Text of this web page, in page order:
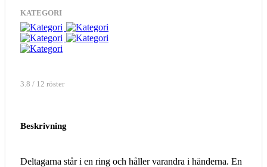
KATEGORI
3.8 / 12 röster
Beskrivning
Deltagarna står i en ring och håller varandra i händerna. En